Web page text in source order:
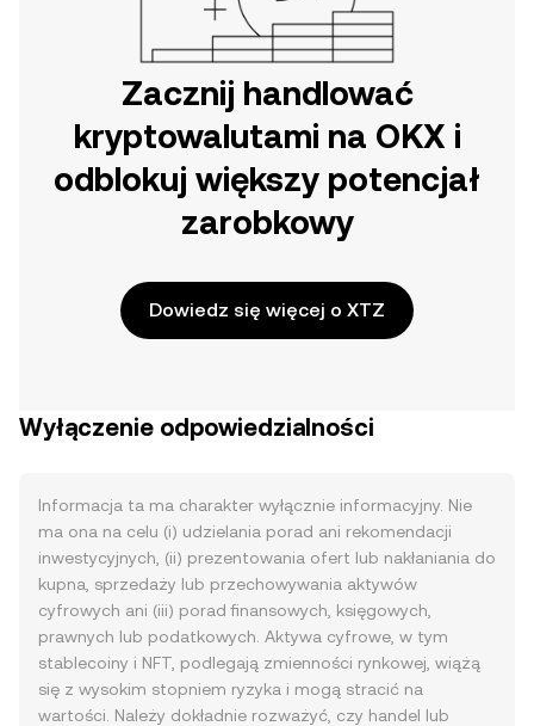
Zacznij handlować
kryptowalutami na OKX i
odblokuj większy potencjał
zarobkowy
Dowiedz się więcej o XTZ
Wyłączenie odpowiedzialności
Informacja ta ma charakter wyłącznie informacyjny. Nie
ma ona na celu (i) udzielania porad ani rekomendacji
inwestycyjnych, (ii) prezentowania ofert lub nakłaniania do
kupna, sprzedaży lub przechowywania aktywów
cyfrowych ani (iii) porad finansowych, księgowych,
prawnych lub podatkowych. Aktywa cyfrowe, w tym
stablecoiny i NFT, podlegają zmienności rynkowej, wiążą
się z wysokim stopniem ryzyka i mogą stracić na
wartości. Należy dokładnie rozważyć, czy handel lub